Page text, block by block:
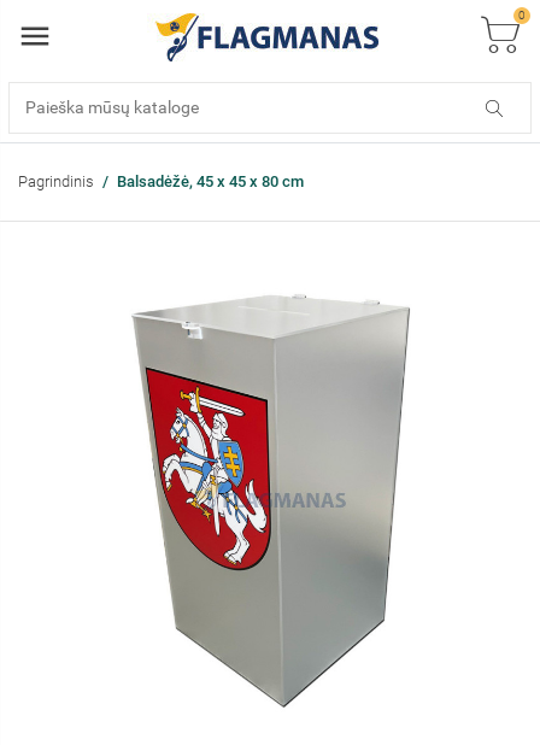
0
Pagrindinis Balsadėžė, 45 x 45 x 80 cm